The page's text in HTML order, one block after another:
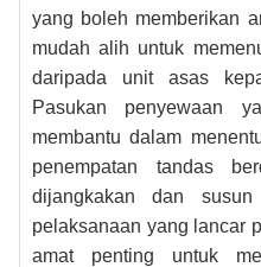
yang boleh memberikan
mudah alih untuk
daripada unit asas
Pasukan penyewaan
membantu dalam
penempatan tandas
dijangkakan dan
pelaksanaan yang lancar
amat penting untuk